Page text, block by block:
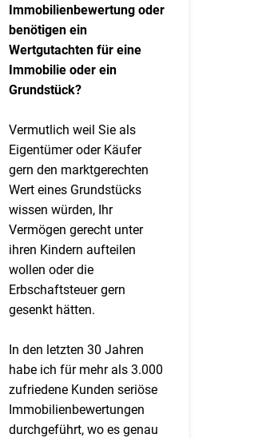
Immobilienbewertung oder
benötigen ein
Wertgutachten für eine
Immobilie oder ein
Grundstück?
Vermutlich weil Sie als
Eigentümer oder Käufer
gern den marktgerechten
Wert eines Grundstücks
wissen würden, Ihr
Vermögen gerecht unter
ihren Kindern aufteilen
wollen oder die
Erbschaftsteuer gern
gesenkt hätten.
In den letzten 30 Jahren
habe ich für mehr als 3.000
zufriedene Kunden seriöse
Immobilienbewertungen
durchgeführt, wo es genau